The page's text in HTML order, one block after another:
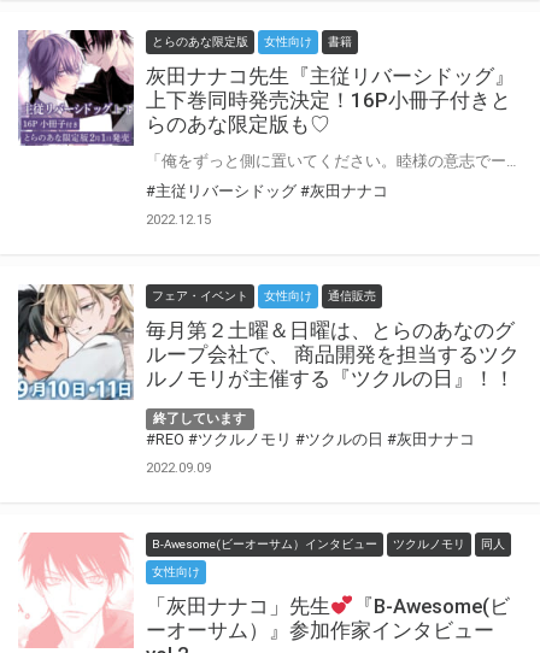
とらのあな限定版 女性向け 書籍
灰田ナナコ先生『主従リバーシドッグ』
上下巻同時発売決定！16P小冊子付きと
らのあな限定版も♡
#主従リバーシドッグ #灰田ナナコ
2022.12.15
フェア・イベント 女性向け 通信販売
毎月第２土曜＆日曜は、とらのあなのグ
ループ会社で、 商品開発を担当するツク
ルノモリが主催する『ツクルの日』！！
終了しています
#REO #ツクルノモリ #ツクルの日 #灰田ナナコ
2022.09.09
B-Awesome(ビーオーサム）インタビュー ツクルノモリ 同人
女性向け
「灰田ナナコ」先生
『B-Awesome(ビ
ーオーサム）』参加作家インタビュー